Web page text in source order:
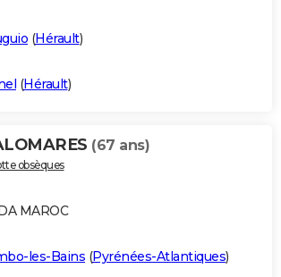
(Hérault)
(Hérault)
(67 ans)
obsèques
MAROC
les-Bains (Pyrénées-Atlantiques)